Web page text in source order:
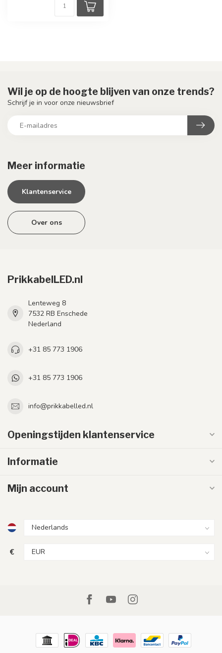
Meer informatie
Klantenservice
Over ons
Wil je op de hoogte blijven van onze trends?
Schrijf je in voor onze nieuwsbrief
PrikkabelLED.nl
Lenteweg 8
7532 RB Enschede
Nederland
+31 85 773 1906
+31 85 773 1906
info@prikkabelled.nl
Openingstijden klantenservice
Informatie
Mijn account
€